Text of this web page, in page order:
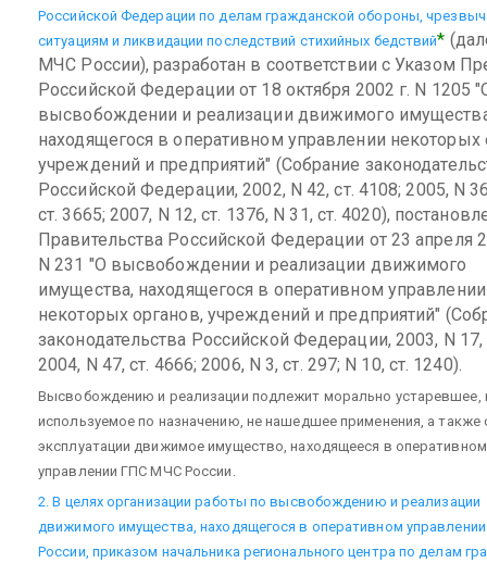
Российской Федерации по делам гражданской обороны,
ситуациям и ликвидации последствий стихийных бедствий*
МЧС России), разработан в соответствии с Указом
Российской Федерации от 18 октября 2002 г. N 1205
высвобождении и реализации движимого
находящегося в оперативном управлении некоторых
учреждений и предприятий" (Собрание
Российской Федерации, 2002, N 42, ст. 4108; 2005, N
ст. 3665; 2007, N 12, ст. 1376, N 31, ст. 4020),
Правительства Российской Федерации от 23 апреля
N 231 "О высвобождении и реализации движимого
имущества, находящегося в оперативном управлении
некоторых органов, учреждений и предприятий"
законодательства Российской Федерации, 2003, N 17,
2004, N 47, ст. 4666; 2006, N 3, ст. 297; N 10, ст. 1240).
Высвобождению и реализации подлежит морально устаревшее,
используемое по назначению, не нашедшее применения, а также
эксплуатации движимое имущество, находящееся в оперативном
управлении ГПС МЧС России.
2. В целях организации работы по высвобождению и реализации
движимого имущества, находящегося в оперативном
России, приказом начальника регионального центра по делам